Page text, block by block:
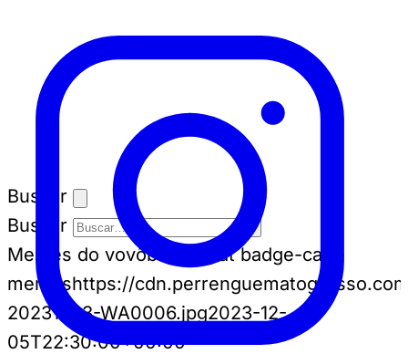
Buscar
Buscar
Memes do vovôbadge-cat badge-cat--
memeshttps://
20231203-WA0006.jpg2023-12-
05T22:30:00+00:00